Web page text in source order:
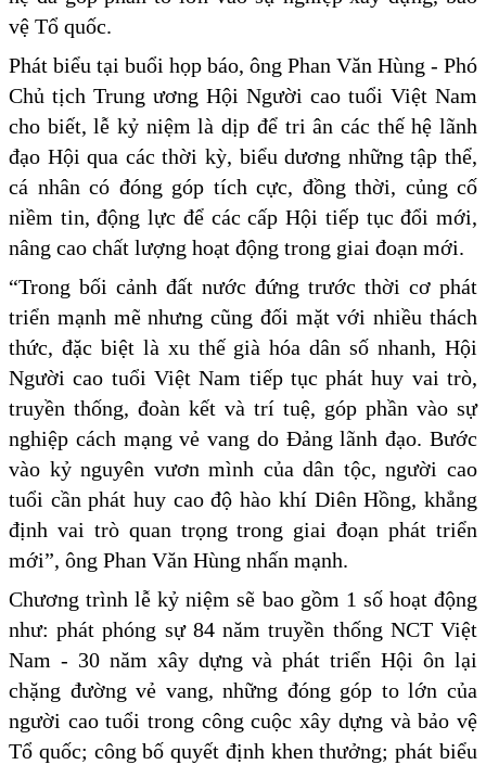
vệ Tổ quốc.
Phát biểu tại buổi họp báo, ông Phan Văn Hùng - Phó
Chủ tịch Trung ương Hội Người cao tuổi Việt Nam
cho biết, lễ kỷ niệm là dịp để tri ân các thế hệ lãnh
đạo Hội qua các thời kỳ, biểu dương những tập thể,
cá nhân có đóng góp tích cực, đồng thời, củng cố
niềm tin, động lực để các cấp Hội tiếp tục đổi mới,
nâng cao chất lượng hoạt động trong giai đoạn mới.
“Trong bối cảnh đất nước đứng trước thời cơ phát
triển mạnh mẽ nhưng cũng đối mặt với nhiều thách
thức, đặc biệt là xu thế già hóa dân số nhanh, Hội
Người cao tuổi Việt Nam tiếp tục phát huy vai trò,
truyền thống, đoàn kết và trí tuệ, góp phần vào sự
nghiệp cách mạng vẻ vang do Đảng lãnh đạo. Bước
vào kỷ nguyên vươn mình của dân tộc, người cao
tuổi cần phát huy cao độ hào khí Diên Hồng, khẳng
định vai trò quan trọng trong giai đoạn phát triển
mới”, ông Phan Văn Hùng nhấn mạnh.
Chương trình lễ kỷ niệm sẽ bao gồm 1 số hoạt động
như: phát phóng sự 84 năm truyền thống NCT Việt
Nam - 30 năm xây dựng và phát triển Hội ôn lại
chặng đường vẻ vang, những đóng góp to lớn của
người cao tuổi trong công cuộc xây dựng và bảo vệ
Tổ quốc; công bố quyết định khen thưởng; phát biểu